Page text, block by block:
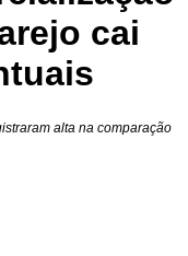
cai
alta na comparação